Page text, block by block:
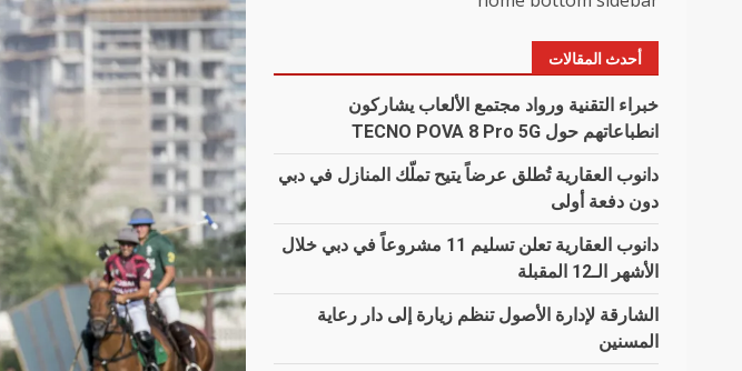
أحدث المقالات
خبراء التقنية ورواد مجتمع الألعاب يشاركون
انطباعاتهم حول TECNO POVA 8 Pro 5G
دانوب العقارية تُطلق عرضاً يتيح تملّك المنازل في دبي
دون دفعة أولى
دانوب العقارية تعلن تسليم 11 مشروعاً في دبي خلال
الأشهر الـ12 المقبلة
الشارقة لإدارة الأصول تنظم زيارة إلى دار رعاية
المسنين